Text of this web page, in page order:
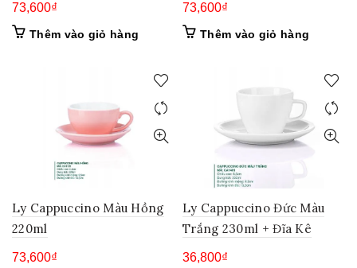
73,600₫
Thêm vào giỏ hàng
73,600₫
Thêm vào giỏ hàng
Ly Cappuccino Màu Hồng
220ml
73,600₫
Ly Cappuccino Đức Màu
Trắng 230ml + Đĩa Kê
36,800₫